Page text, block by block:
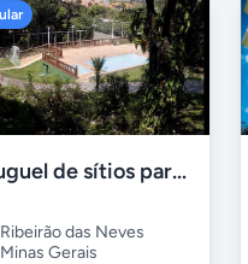
Aluguel de sítios para festas e eventos em BH
Ribeirão das Neves
Minas Gerais